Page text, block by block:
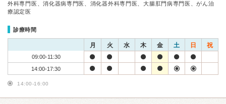
外科専門医、消化器病専門医、消化器外科専門医、大腸肛門病専門医、がん治
療認定医
診療時間
月 火 水 木 金 土 日 祝
09:00-11:30
14:00-17:30
14:00-16:00